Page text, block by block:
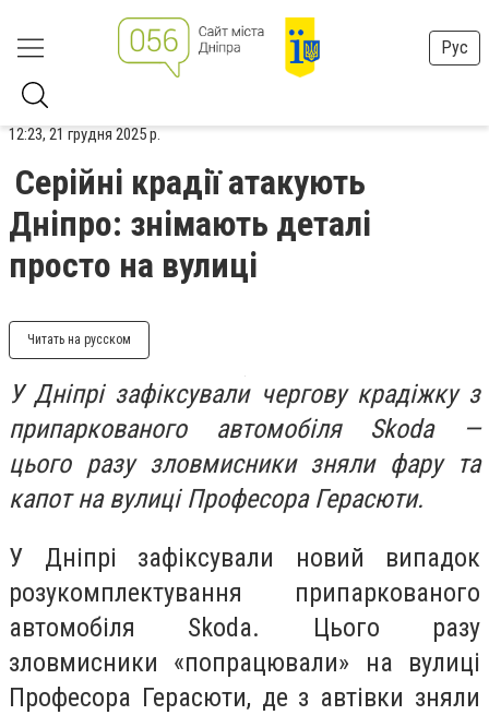
Рус
12:23, 21 грудня 2025 р.
Серійні крадії атакують
Дніпро: знімають деталі
просто на вулиці
Читать на русском
У Дніпрі зафіксували чергову крадіжку з
припаркованого автомобіля Skoda —
цього разу зловмисники зняли фару та
капот на вулиці Професора Герасюти.
У Дніпрі зафіксували новий випадок
розукомплектування припаркованого
автомобіля Skoda. Цього разу
зловмисники «попрацювали» на вулиці
Професора Герасюти, де з автівки зняли